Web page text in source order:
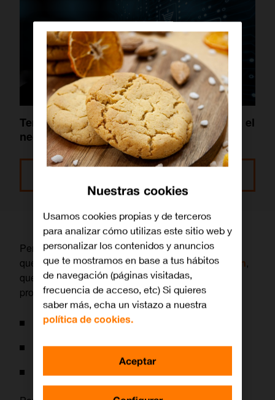
Tendencias ecommerce 2025: ¿Cómo será el
negocio electrónico del futuro?
Pero para poder empezar esta planificación, tienes
que saber que con elnuevo sistema de cotización,
que atiende a losingresos netos declarados
producen cambios en:
Lasbases mínimas de cotización
Lostramosa aplicar.
a pagar.
Nuestras cookies
Usamos cookies propias y de terceros
para analizar cómo utilizas este sitio web y
personalizar los contenidos y anuncios
que te mostramos en base a tus hábitos
de navegación (páginas visitadas,
frecuencia de acceso, etc) Si quieres
saber más, echa un vistazo a nuestra
política de cookies.
Aceptar